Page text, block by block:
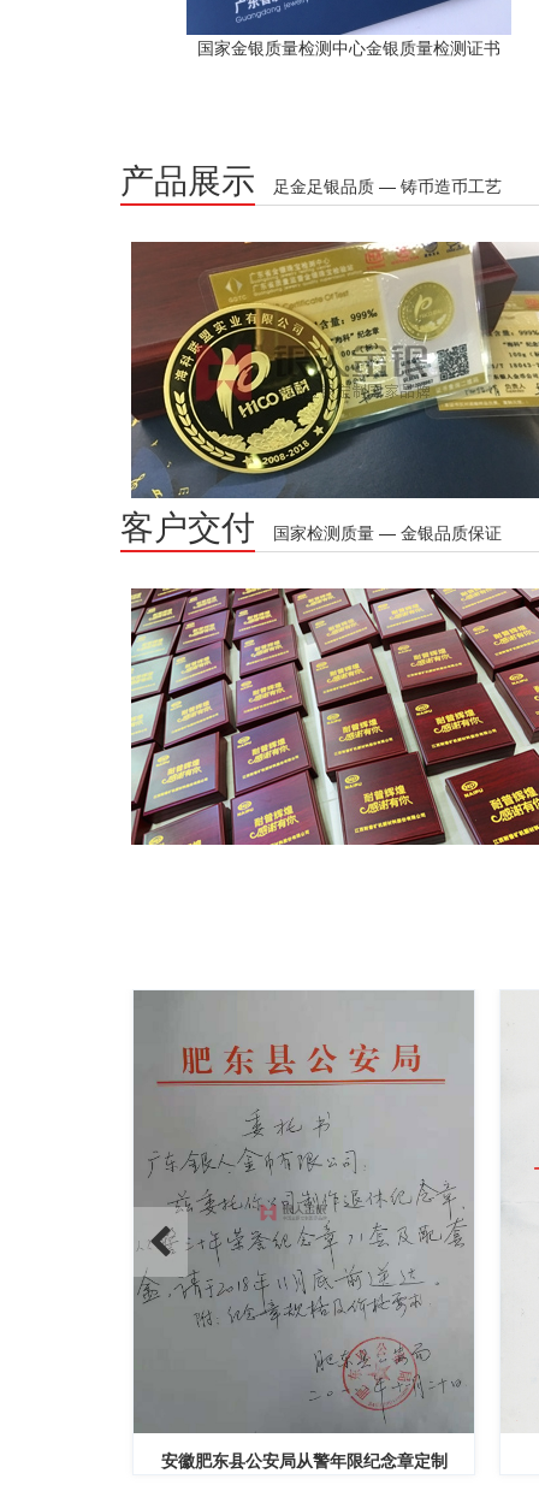
国家金银质量检测中心金银质量检测证书
产品展示 足金足银品质 — 铸币造币工艺
客户交付 国家检测质量 — 金银品质保证
安徽肥东县公安局从警年限纪念章定制